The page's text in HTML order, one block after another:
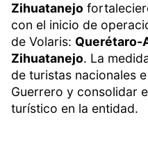
Zihuatanejo
con el inicio de
de Volaris: Querétaro-
Zihuatanejo. La
de turistas nacionales
Guerrero y consolidar
turístico en la entidad.